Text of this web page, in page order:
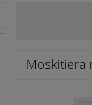
Moskitiera